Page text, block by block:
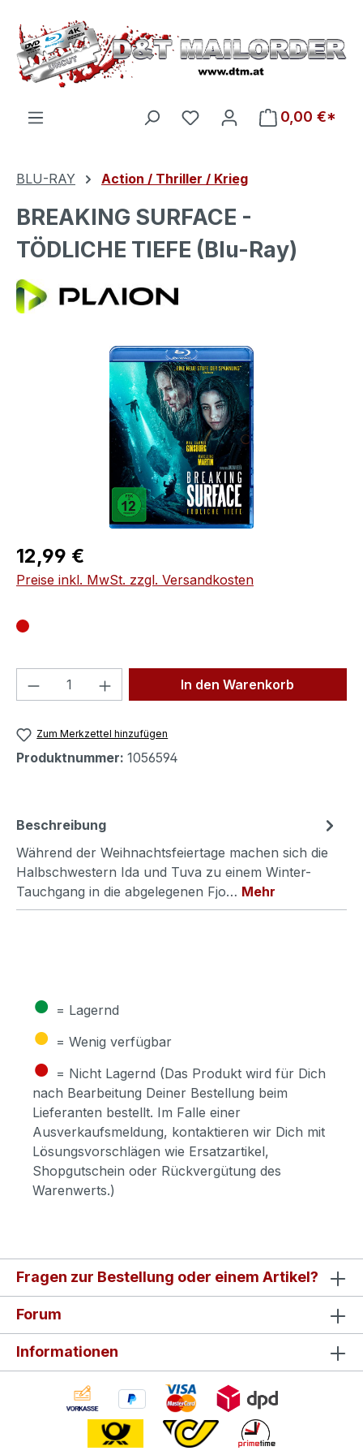
Zum Hauptinhalt springen
Du hast 0 Produkte auf
0,00 €*
BLU-RAY Action / Thriller / Krieg
BREAKING SURFACE -
TÖDLICHE TIEFE (Blu-Ray)
Bildergalerie überspringen
Regulärer Preis:
12,99 €
Preise inkl. MwSt. zzgl. Versandkosten
Produkt Anzahl: Gib denIn den Warenkorb
Zum Merkzettel hinzufügen
Produktnummer: 1056594
Beschreibung
Während der Weihnachtsfeiertage machen sich die
Halbschwestern Ida und Tuva zu einem Winter-
Tauchgang in die abgelegenen Fjo… Mehr
● = Lagernd
● = Wenig verfügbar
● = Nicht Lagernd (Das Produkt wird für Dich
nach Bearbeitung Deiner Bestellung beim
Lieferanten bestellt. Im Falle einer
Ausverkaufsmeldung, kontaktieren wir Dich mit
Lösungsvorschlägen wie Ersatzartikel,
Shopgutschein oder Rückvergütung des
Warenwerts.)
Fragen zur Bestellung oder einem Artikel?
Forum
Informationen